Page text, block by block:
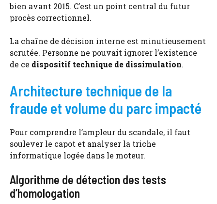
bien avant 2015. C’est un point central du futur
procès correctionnel.
La chaîne de décision interne est minutieusement
scrutée. Personne ne pouvait ignorer l’existence
de ce dispositif technique de dissimulation.
Architecture technique de la
fraude et volume du parc impacté
Pour comprendre l’ampleur du scandale, il faut
soulever le capot et analyser la triche
informatique logée dans le moteur.
Algorithme de détection des tests
d’homologation